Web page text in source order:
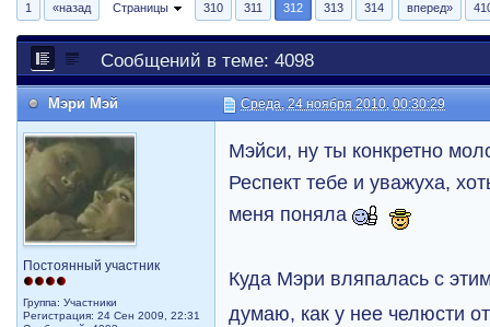
1 «назад Страницы 310 311 312 313 314 вперед»
Сообщений в теме: 4098
Мэри Мэй Среда, 24 ноября 2010, 00:30:29
Постоянный участник
Группа: Участники
Регистрация: 24 Сен 2009, 22:31
Мэйси, ну ты конкретно
Респект тебе и уважуха,
меня поняла
Куда Мэри вляпалась с
думаю, как у нее челюсти